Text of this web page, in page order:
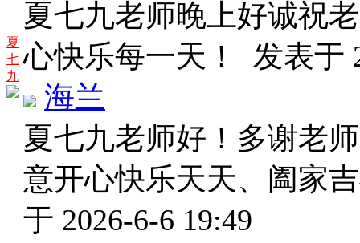
夏
七
九
夏七九老师晚上好诚祝
心快乐每一天！ 发表于
海兰
夏七九老师好！多谢老
意开心快乐天天、阖家
于 2026-6-6 19:49